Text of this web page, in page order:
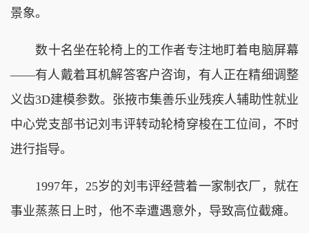
景象。
数十名坐在轮椅上的工作者专注地盯着电脑屏幕
——有人戴着耳机解答客户咨询，有人正在精细调整
义齿3D建模参数。张掖市集善乐业残疾人辅助性就业
中心党支部书记刘韦评转动轮椅穿梭在工位间，不时
进行指导。
1997年，25岁的刘韦评经营着一家制衣厂，就在
事业蒸蒸日上时，他不幸遭遇意外，导致高位截瘫。